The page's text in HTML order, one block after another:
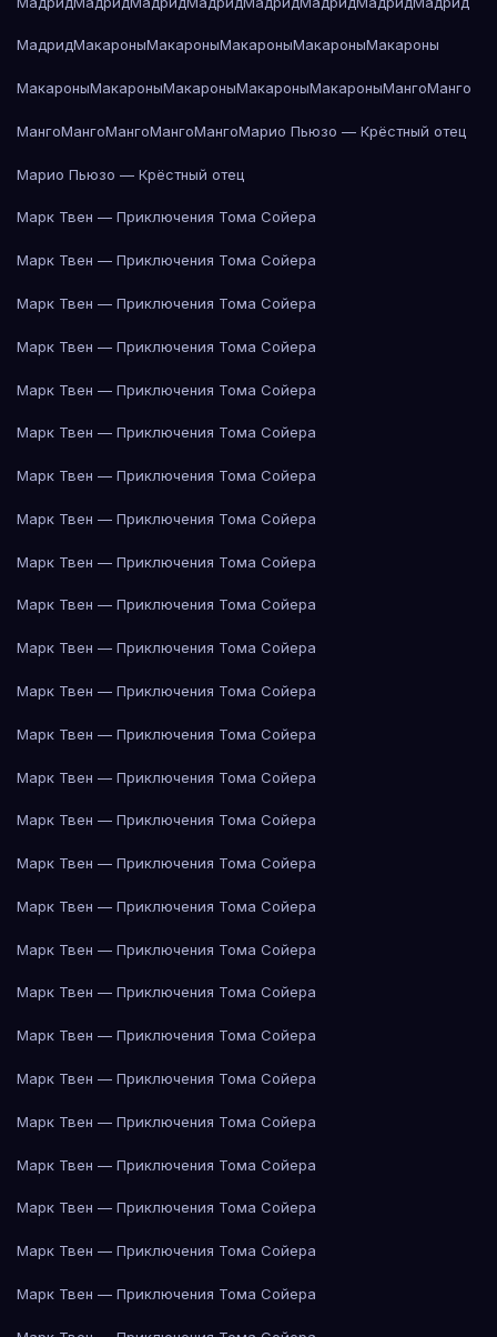
МадридМакароныМакароныМакароныМакароныМакароны
МакароныМакароныМакароныМакароныМакароныМангоМанго
МангоМангоМангоМангоМангоМарио Пьюзо — Крёстный отец
Марио Пьюзо — Крёстный отец
Марк Твен — Приключения Тома Сойера
Марк Твен — Приключения Тома Сойера
Марк Твен — Приключения Тома Сойера
Марк Твен — Приключения Тома Сойера
Марк Твен — Приключения Тома Сойера
Марк Твен — Приключения Тома Сойера
Марк Твен — Приключения Тома Сойера
Марк Твен — Приключения Тома Сойера
Марк Твен — Приключения Тома Сойера
Марк Твен — Приключения Тома Сойера
Марк Твен — Приключения Тома Сойера
Марк Твен — Приключения Тома Сойера
Марк Твен — Приключения Тома Сойера
Марк Твен — Приключения Тома Сойера
Марк Твен — Приключения Тома Сойера
Марк Твен — Приключения Тома Сойера
Марк Твен — Приключения Тома Сойера
Марк Твен — Приключения Тома Сойера
Марк Твен — Приключения Тома Сойера
Марк Твен — Приключения Тома Сойера
Марк Твен — Приключения Тома Сойера
Марк Твен — Приключения Тома Сойера
Марк Твен — Приключения Тома Сойера
Марк Твен — Приключения Тома Сойера
Марк Твен — Приключения Тома Сойера
Марк Твен — Приключения Тома Сойера